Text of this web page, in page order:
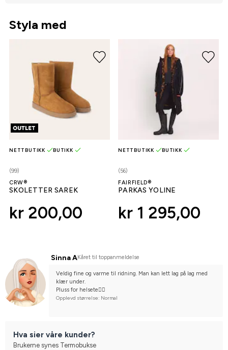
Styla med
(99)
NETTBUTIKK BUTIKK
CRW®
SKOLETTER SAREK
kr 200,00
(56)
NETTBUTIKK BUTIKK
FAIRFIELD®
PARKAS YOLINE
kr 1 295,00
Sinna AKåret til toppanmeldelse
Veldig fine og varme til ridning. Man kan lett lag på lag med
klær under.
Pluss for helsete👍🏼
Opplevd størrelse: Normal
Hva sier våre kunder?
Brukerne synes Termobukse